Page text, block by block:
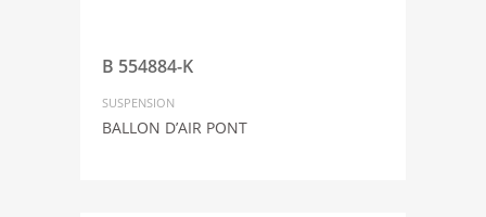
B 554884-K
SUSPENSION
BALLON D’AIR PONT